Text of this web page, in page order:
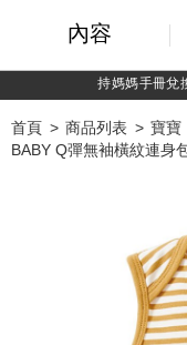
首頁 商品列表 寶寶
BABY Q彈無袖橫紋連身
內容